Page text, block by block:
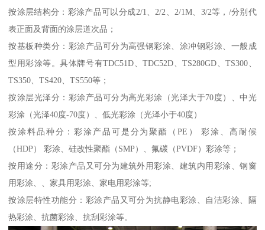
按涂层结构分：彩涂产品可以分成2/1、2/2、2/1M、3/2等，/分别代
表正面及背面的涂层道次品；
按基板种类分：彩涂产品可分为高强钢彩涂、涂冲钢彩涂、一般成
型用彩涂等。具体牌号有TDC51D、TDC52D、TS280GD、TS300、
TS350、TS420、TS550等；
按涂层光泽分：彩涂产品可分为高光彩涂（光泽大于70度）、中光
彩涂（光泽40度-70度）、低光彩涂（光泽小于40度）
按涂料品种分：彩涂产品可是分为聚酯（PE） 彩涂、高耐候
（HDP） 彩涂、硅改性聚酯（SMP）、氟碳（PVDF）彩涂等；
按用途分：彩涂产品又可分为建筑外用彩涂、建筑内用彩涂、钢窗
用彩涂、、家具用彩涂、家电用彩涂等;
按涂层特性功能分：彩涂产品又可分为抗静电彩涂、自洁彩涂、隔
热彩涂、抗菌彩涂、抗刮彩涂等。